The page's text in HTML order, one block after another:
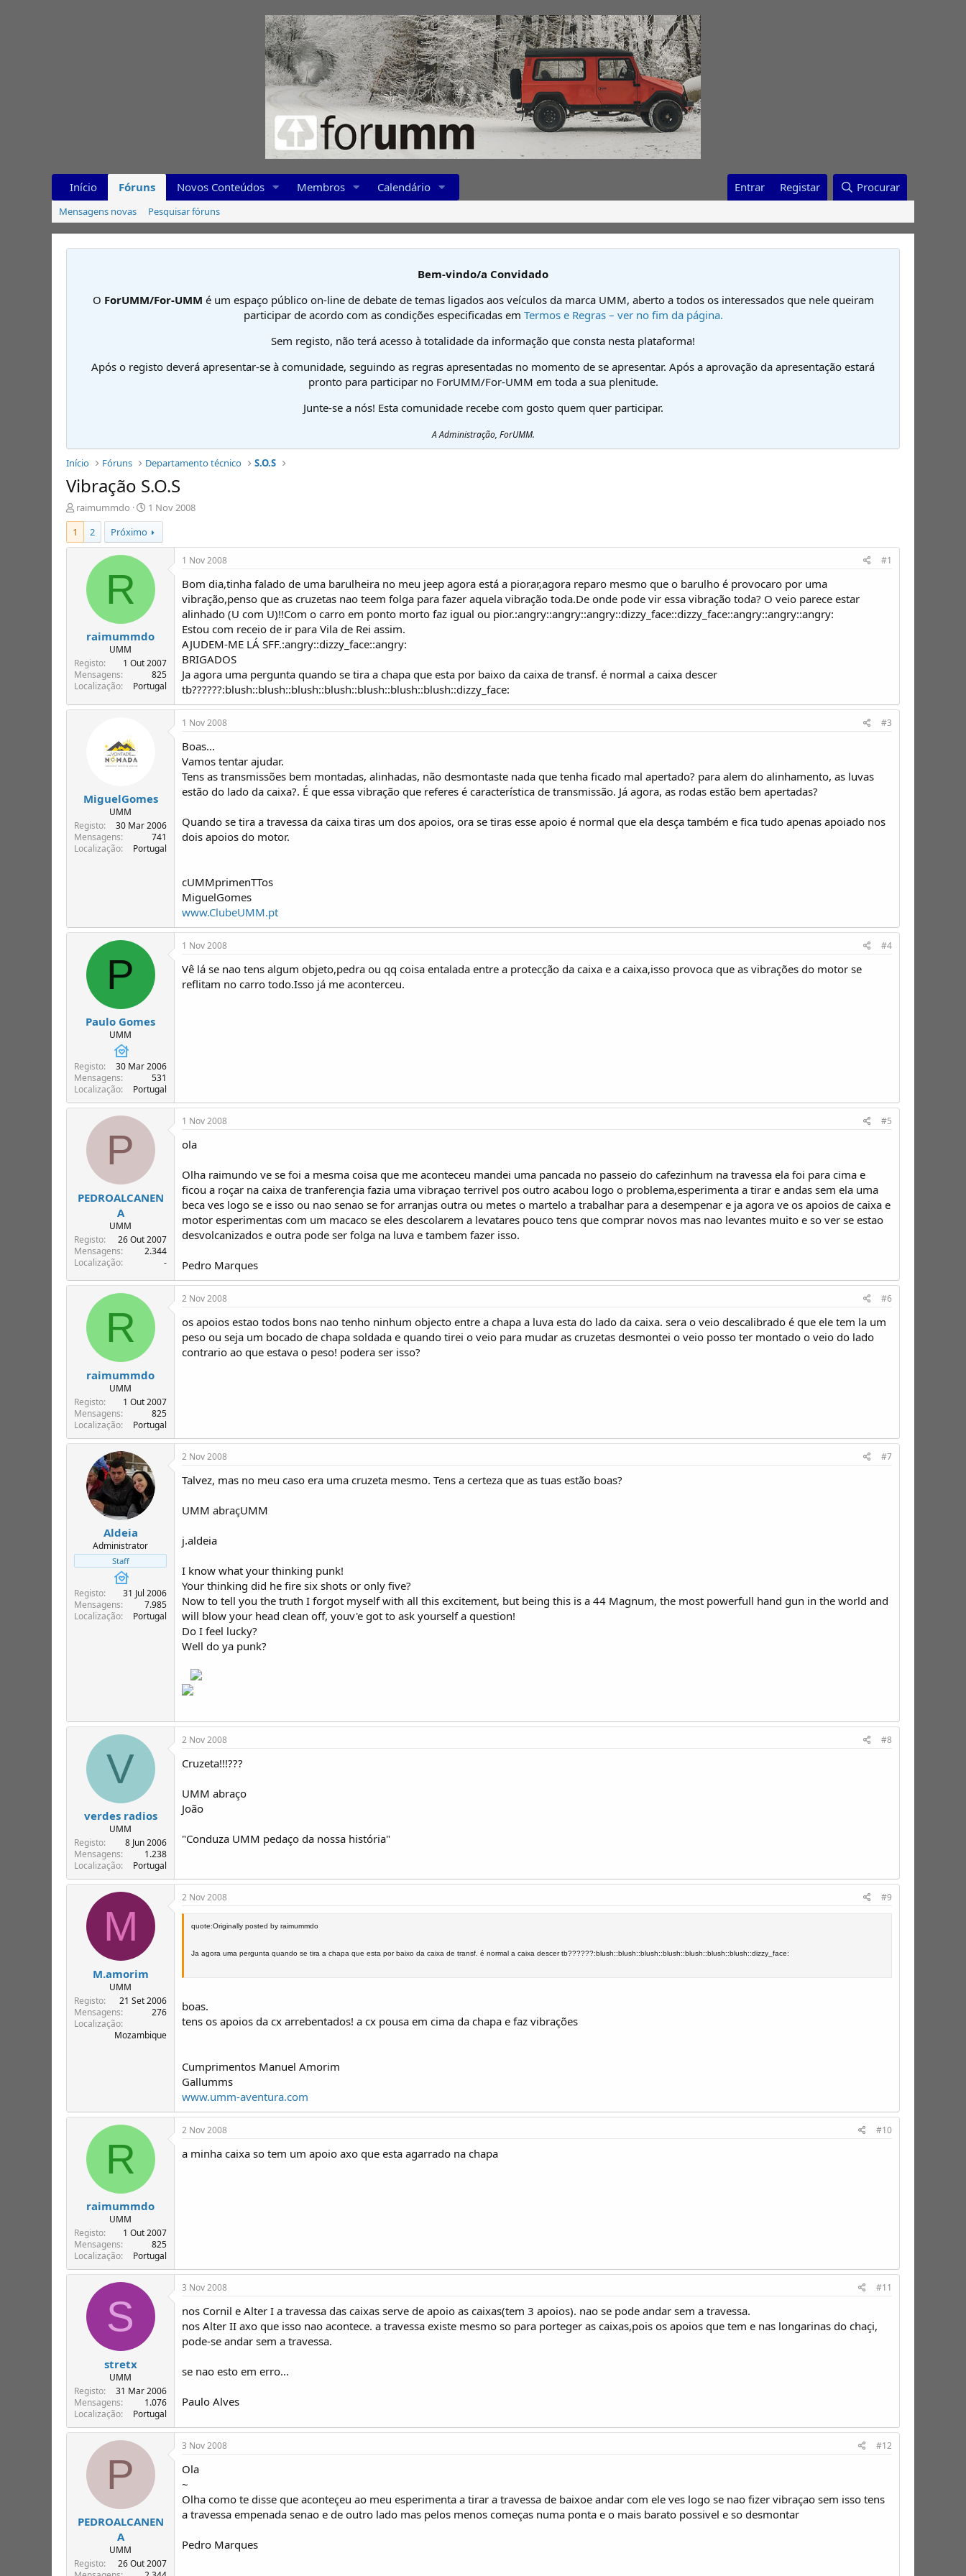
Início Fóruns Novos Conteúdos Membros Calendário Entrar Registar Procurar
Mensagens novas Pesquisar fóruns
Bem-vindo/a Convidado
O ForUMM/For-UMM é um espaço público on-line de debate de temas ligados aos veículos da marca UMM, aberto a todos os interessados que nele queiram
participar de acordo com as condições especificadas em Termos e Regras – ver no fim da página.
Sem registo, não terá acesso à totalidade da informação que consta nesta plataforma!
Após o registo deverá apresentar-se à comunidade, seguindo as regras apresentadas no momento de se apresentar. Após a aprovação da apresentação estará
pronto para participar no ForUMM/For-UMM em toda a sua plenitude.
Junte-se a nós! Esta comunidade recebe com gosto quem quer participar.
A Administração, ForUMM.
Início Fóruns Departamento técnico S.O.S
Vibração S.O.S
I
n
i
c
ó
p
i
o
raimummdo
D
a
a
e
í
i
1 Nov 2008
1
2 Próximo
R
raimummdo
UMM
Registo
1 Out 2007
Mensagens
825
Localização
Portugal
1 Nov 2008 #1
Bom dia,tinha falado de uma barulheira no meu jeep agora está a piorar,agora reparo mesmo que o barulho é provocaro por uma
vibração,penso que as cruzetas nao teem folga para fazer aquela vibração toda.De onde pode vir essa vibração toda? O veio parece estar
alinhado (U com U)!!Com o carro em ponto morto faz igual ou pior.:angry::angry::angry::dizzy_face::dizzy_face::angry::angry::angry:
Estou com receio de ir para Vila de Rei assim.
AJUDEM-ME LÁ SFF.:angry::dizzy_face::angry:
BRIGADOS
Ja agora uma pergunta quando se tira a chapa que esta por baixo da caixa de transf. é normal a caixa descer
tb??????:blush::blush::blush::blush::blush::blush::blush::dizzy_face:
MiguelGomes
UMM
Registo
30 Mar 2006
Mensagens
741
Localização
Portugal
1 Nov 2008 #3
Boas...
Vamos tentar ajudar.
Tens as transmissões bem montadas, alinhadas, não desmontaste nada que tenha ficado mal apertado? para alem do alinhamento, as luvas
estão do lado da caixa?. É que essa vibração que referes é característica de transmissão. Já agora, as rodas estão bem apertadas?
Quando se tira a travessa da caixa tiras um dos apoios, ora se tiras esse apoio é normal que ela desça também e fica tudo apenas apoiado nos
dois apoios do motor.
cUMMprimenTTos
MiguelGomes
www.ClubeUMM.pt
P
Paulo Gomes
UMM
Registo
30 Mar 2006
Mensagens
531
Localização
Portugal
1 Nov 2008 #4
Vê lá se nao tens algum objeto,pedra ou qq coisa entalada entre a protecção da caixa e a caixa,isso provoca que as vibrações do motor se
reflitam no carro todo.Isso já me aconterceu.
P
PEDROALCANEN
A
UMM
Registo
26 Out 2007
Mensagens
2.344
Localização
-
1 Nov 2008 #5
ola
Olha raimundo ve se foi a mesma coisa que me aconteceu mandei uma pancada no passeio do cafezinhum na travessa ela foi para cima e
ficou a roçar na caixa de tranferençia fazia uma vibraçao terrivel pos outro acabou logo o problema,esperimenta a tirar e andas sem ela uma
beca ves logo se e isso ou nao senao se for arranjas outra ou metes o martelo a trabalhar para a desempenar e ja agora ve os apoios de caixa e
motor esperimentas com um macaco se eles descolarem a levatares pouco tens que comprar novos mas nao levantes muito e so ver se estao
desvolcanizados e outra pode ser folga na luva e tambem fazer isso.
Pedro Marques
R
raimummdo
UMM
Registo
1 Out 2007
Mensagens
825
Localização
Portugal
2 Nov 2008 #6
os apoios estao todos bons nao tenho ninhum objecto entre a chapa a luva esta do lado da caixa. sera o veio descalibrado é que ele tem la um
peso ou seja um bocado de chapa soldada e quando tirei o veio para mudar as cruzetas desmontei o veio posso ter montado o veio do lado
contrario ao que estava o peso! podera ser isso?
Aldeia
Administrator
Staff
Registo
31 Jul 2006
Mensagens
7.985
Localização
Portugal
2 Nov 2008 #7
Talvez, mas no meu caso era uma cruzeta mesmo. Tens a certeza que as tuas estão boas?
UMM abraçUMM
j.aldeia
I know what your thinking punk!
Your thinking did he fire six shots or only five?
Now to tell you the truth I forgot myself with all this excitement, but being this is a 44 Magnum, the most powerfull hand gun in the world and
will blow your head clean off, youv'e got to ask yourself a question!
Do I feel lucky?
Well do ya punk?
V
verdes radios
UMM
Registo
8 Jun 2006
Mensagens
1.238
Localização
Portugal
2 Nov 2008 #8
Cruzeta!!!???
UMM abraço
João
"Conduza UMM pedaço da nossa história"
M
M.amorim
UMM
Registo
21 Set 2006
Mensagens
276
Localização
Mozambique
2 Nov 2008 #9
quote:Originally posted by raimummdo
Ja agora uma pergunta quando se tira a chapa que esta por baixo da caixa de transf. é normal a caixa descer tb??????:blush::blush::blush::blush::blush::blush::blush::dizzy_face:
boas.
tens os apoios da cx arrebentados! a cx pousa em cima da chapa e faz vibrações
Cumprimentos Manuel Amorim
Gallumms
www.umm-aventura.com
R
raimummdo
UMM
Registo
1 Out 2007
Mensagens
825
Localização
Portugal
2 Nov 2008 #10
a minha caixa so tem um apoio axo que esta agarrado na chapa
S
stretx
UMM
Registo
31 Mar 2006
Mensagens
1.076
Localização
Portugal
3 Nov 2008 #11
nos Cornil e Alter I a travessa das caixas serve de apoio as caixas(tem 3 apoios). nao se pode andar sem a travessa.
nos Alter II axo que isso nao acontece. a travessa existe mesmo so para porteger as caixas,pois os apoios que tem e nas longarinas do chaçi,
pode-se andar sem a travessa.
se nao esto em erro...
Paulo Alves
P
PEDROALCANEN
A
UMM
Registo
26 Out 2007
3 Nov 2008 #12
Ola
~
Olha como te disse que aconteçeu ao meu esperimenta a tirar a travessa de baixoe andar com ele ves logo se nao fizer vibraçao sem isso tens
a travessa empenada senao e de outro lado mas pelos menos começas numa ponta e o mais barato possivel e so desmontar
Pedro Marques